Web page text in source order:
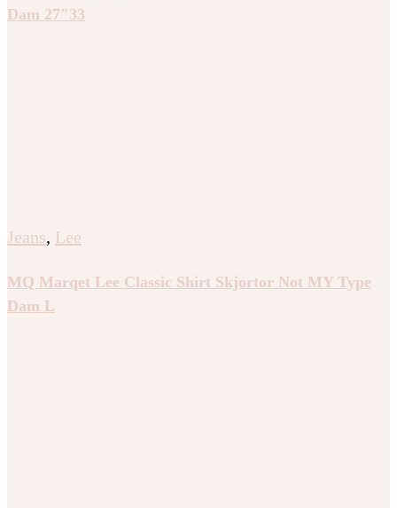
Dam 27″33
Jeans, Lee
MQ Marqet Lee Classic Shirt Skjortor Not MY Type
Dam L